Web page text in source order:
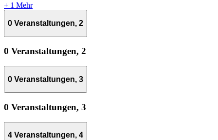
+ 1 Mehr
0 Veranstaltungen, 2
0 Veranstaltungen, 2
0 Veranstaltungen, 3
0 Veranstaltungen, 3
4 Veranstaltungen, 4